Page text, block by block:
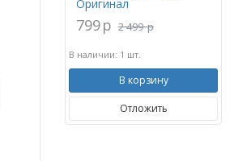
Оригинал
799p 2 499 p
В наличии: 1 шт.
В корзину
Отложить